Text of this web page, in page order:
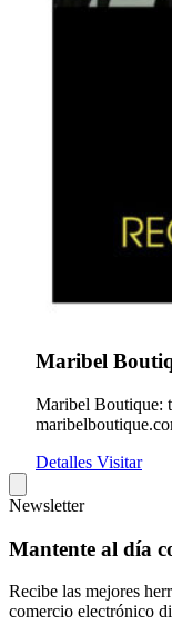
Maribel
Maribel Boutique:
Detalles Visitar
Newsletter
Mantente al día
Recibe las mejores
comercio electrónico